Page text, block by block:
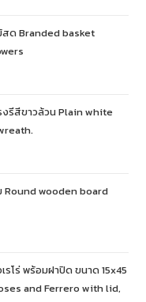
สด Branded basket
รีสีขาวล้วน Plain white
Round wooden board
โร่ พร้อมฝาปิด ขนาด 15x45
and Ferrero with lid,